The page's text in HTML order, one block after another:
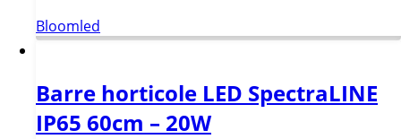
Bloomled
Barre horticole LED SpectraLINE
IP65 60cm – 20W